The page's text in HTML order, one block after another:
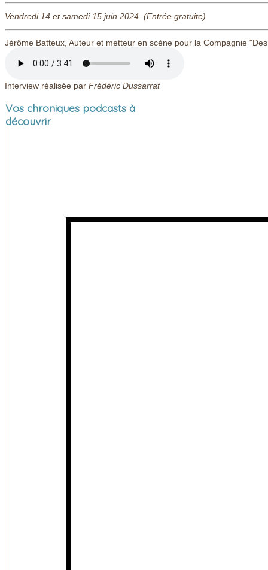
Vendredi 14 et samedi 15 juin 2024. (Entrée gratuite)
Jérôme Batteux, Auteur et metteur en scène pour la Compagnie
Interview réalisée par Frédéric Dussarrat
Vos chroniques podcasts à
découvrir